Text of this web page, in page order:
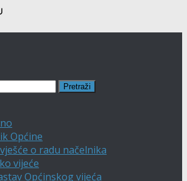
Općine
o radu načelnika
vijeće
Općinskog vijeća